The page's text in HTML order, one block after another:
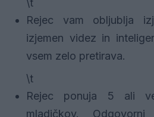
Rejec vam obljublja
izjemen videz in
vsem zelo pretirava.
\t
Rejec ponuja 5 ali
mladičkov.